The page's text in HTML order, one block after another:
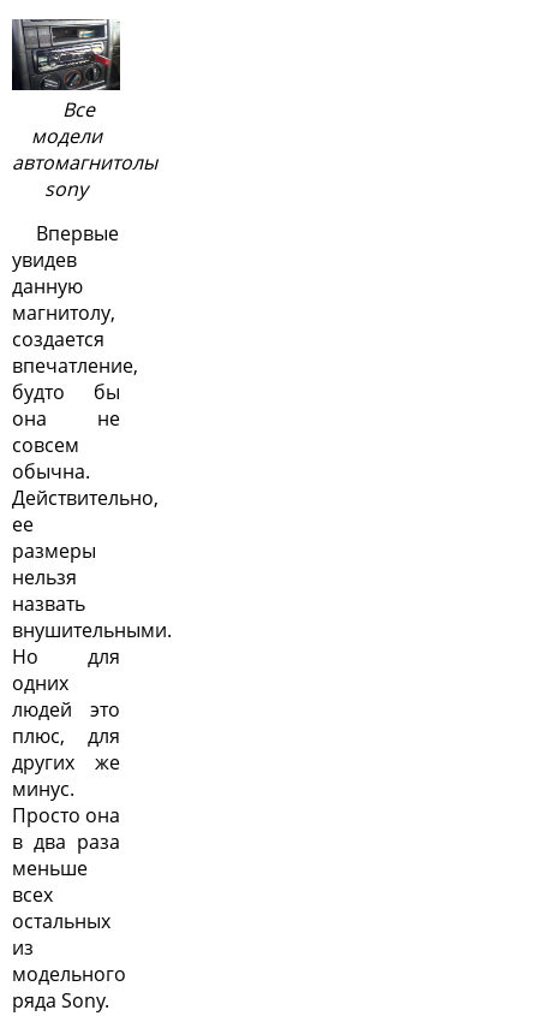
Все
модели
автомагнитолы
sony
Впервые
увидев
данную
магнитолу,
создается
впечатление,
будто бы
она не
совсем
обычна.
Действительно,
ее
размеры
нельзя
назвать
внушительными.
Но для
одних
людей это
плюс, для
других же
минус.
Просто она
в два раза
меньше
всех
остальных
из
модельного
ряда Sony.